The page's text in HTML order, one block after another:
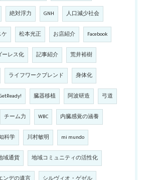
絶対浮力 GNH 人口減少社会
松本光正 お店紹介 Facebook
ーレス化 記事紹介 荒井裕樹
ライフワークブレンド 身体化
臓器移植 阿波研造 弓道
チーム力 WBC 内臓感覚の涵養
科学 川村敏明 mi mundo
域通貨 地域コミュニティの活性化